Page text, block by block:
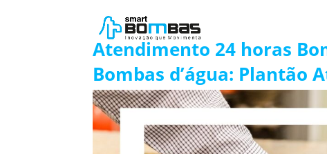
Atendimento 24 horas
Bombas d’água: Plantão